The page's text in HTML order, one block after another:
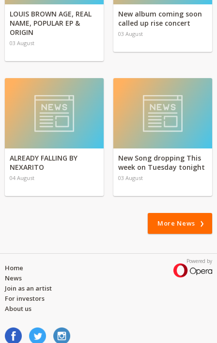
LOUIS BROWN AGE, REAL
NAME, POPULAR EP &
ORIGIN
03 August
New album coming soon
called up rise concert
03 August
ALREADY FALLING BY
NEXARITO
04 August
New Song dropping This
week on Tuesday tonight
03 August
More News
Powered by
Home
News
Join as an artist
For investors
About us